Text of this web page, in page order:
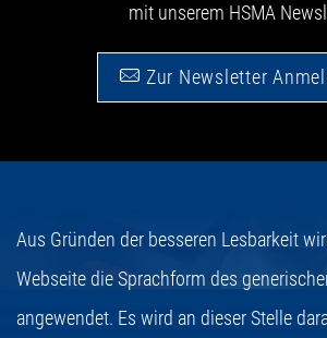
mit unserem HSMA
Zur Newsletter
Aus Gründen der besseren Lesbarkeit
Webseite die Sprachform des
angewendet. Es wird an dieser Stelle